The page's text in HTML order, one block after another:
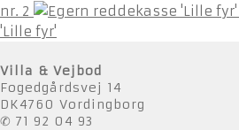
nr. 2
'Lille fyr'
Villa & Vejbod
Fogedgårdsvej 14
DK4760 Vordingborg
✆ 71 92 04 93